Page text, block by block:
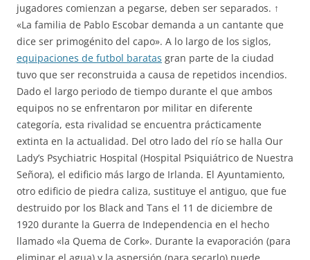
jugadores comienzan a pegarse, deben ser separados. ↑
«La familia de Pablo Escobar demanda a un cantante que
dice ser primogénito del capo». A lo largo de los siglos,
equipaciones de futbol baratas gran parte de la ciudad
tuvo que ser reconstruida a causa de repetidos incendios.
Dado el largo periodo de tiempo durante el que ambos
equipos no se enfrentaron por militar en diferente
categoría, esta rivalidad se encuentra prácticamente
extinta en la actualidad. Del otro lado del río se halla Our
Lady’s Psychiatric Hospital (Hospital Psiquiátrico de Nuestra
Señora), el edificio más largo de Irlanda. El Ayuntamiento,
otro edificio de piedra caliza, sustituye el antiguo, que fue
destruido por los Black and Tans el 11 de diciembre de
1920 durante la Guerra de Independencia en el hecho
llamado «la Quema de Cork». Durante la evaporación (para
eliminar el agua) y la aspersión (para secarlo) puede